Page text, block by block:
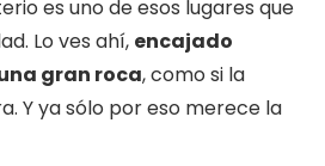
es uno de esos lugares que
Lo ves ahí, encajado
gran roca, como si la
Y ya sólo por eso merece la